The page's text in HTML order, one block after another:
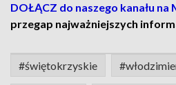
DOŁĄCZ do naszego kanału na
przegap najważniejszych
#świętokrzyskie